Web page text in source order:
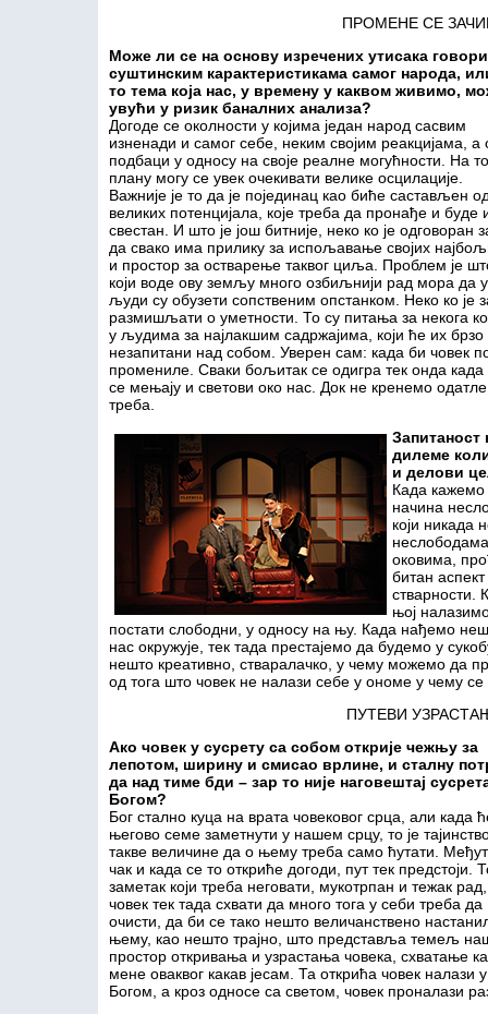
ПРОМЕНЕ СЕ
Може ли се на основу изречених утисака
суштинским карактеристикама самог народа,
то тема која нас, у времену у каквом живимо,
увући у ризик баналних анализа?
Догоде се околности у којима један народ сасвим
изненади и самог себе, неким својим реакцијама, а
подбаци у односу на своје реалне могућности. На
плану могу се увек очекивати велике осцилације.
Важније је то да је појединац као биће састављен
великих потенцијала, које треба да пронађе и буде
свестан. И што је још битније, неко ко је одговоран
да свако има прилику за испољавање својих
и простор за остварење таквог циља. Проблем је
који воде ову земљу много озбиљнији рад мора
људи су обузети сопственим опстанком. Неко ко
размишљати о уметности. То су питања за некога
у људима за најлакшим садржајима, који ће их
незапитани над собом. Уверен сам: када би човек
промениле. Сваки бољитак се одигра тек онда
се мењају и светови око нас. Док не кренемо
треба.
дилеме
и делови
Када
начина
који никада
оковима,
битан
стварности.
њој
постати слободни, у односу на њу. Када нађемо
нас окружује, тек тада престајемо да будемо у
нешто креативно, стваралачко, у чему можемо да
од тога што човек не налази себе у ономе у чему
ПУТЕВИ
Ако човек у сусрету са собом открије чежњу за
лепотом, ширину и смисао врлине, и сталну
да над тиме бди – зар то није наговештај
Богом?
Бог стално куца на врата човековог срца, али када
његово семе заметнути у нашем срцу, то је
такве величине да о њему треба само ћутати.
чак и када се то откриће догоди, пут тек предстоји.
заметак који треба неговати, мукотрпан и тежак рад,
човек тек тада схвати да много тога у себи треба да
очисти, да би се тако нешто величанствено
њему, као нешто трајно, што представља темељ
простор откривања и узрастања човека, схватање
мене оваквог какав јесам. Та открића човек
Богом, а кроз односе са светом, човек проналази